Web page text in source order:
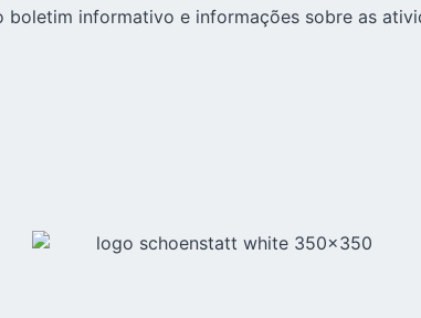
boletim informativo e informações sobre as